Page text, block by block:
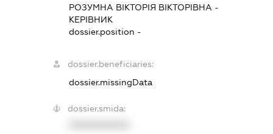
РОЗУМНА ВІКТОРІЯ ВІКТОРІВНА -
КЕРІВНИК
dossier.position -
dossier.beneficiaries:
dossier.missingData
dossier.smida: